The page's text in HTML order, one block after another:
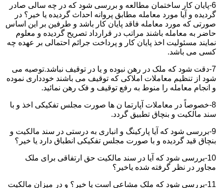
6-پایان کار ساختمان مطالعه و بررسی شود که در چه سالی صادر
گردیده و آیا مورد معامله مطابق پروانه احداث گردیده یا خیر؟ در
صورتی که مورد معامله فاقد پایان کار باشد و طرفین بر این اساس
حاضر به معامله باشند مراتب در قرارداد تصریح گردیده و معلوم
نمایند مسئولیت اخذ پایان کار و پرداخت جرائم احتمالی بر عهده چه
کسی می باشد.
7-دقت شود که ملک در رهن نبوده و یا در توقیف نباشد.توصیه می
شود از تنظیم معاملات املاکی که توقیف می باشند خودداری نموده
و انجام معامله را منوط به رفع توقیف و فک رهن نمائید.
8-خصوصاً در معاملات آپارتما ن ها صورت مجلس تفکیکی اخذ و با
سند مالکیت و بنچاق تطبیق گردد.
9-بررسی شود که آیا پارکینگ و انباری به درستی در سند مالکیت و
بنچاق قید گردیده و با صورت مجلس تفکیکی انطباق دارد یا خیر؟
10-بررسی شود که آیا در سند مالکیت حق ارتفاقی برای ملک
مجاور در نظر گرفته شده یاخیر؟
11-بررسی شود که ملک مشاعی است یا خیر؟ و در میزان مالکیت